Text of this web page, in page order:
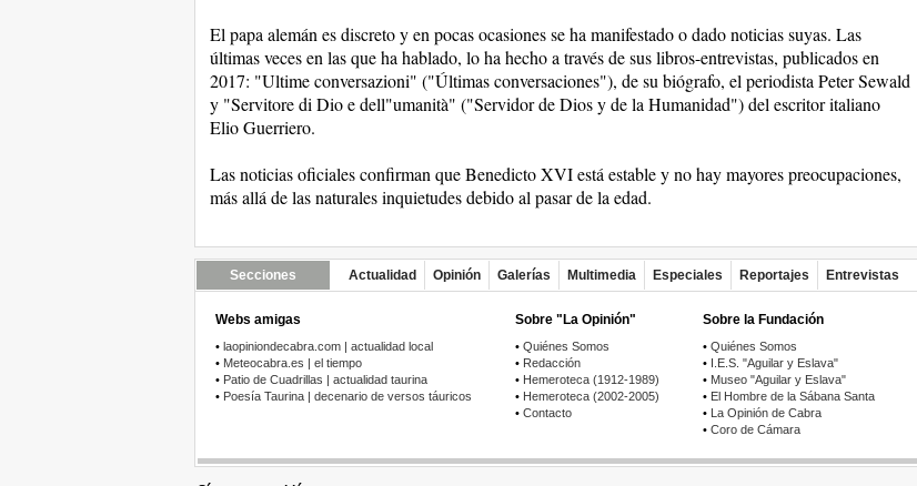
El papa alemán es discreto y en pocas ocasiones se ha manifestado o dado noticias suyas. Las
últimas veces en las que ha hablado, lo ha hecho a través de sus libros-entrevistas, publicados en
2017: "Ultime conversazioni" ("Últimas conversaciones"), de su biógrafo, el periodista Peter Sewald
y "Servitore di Dio e dell"umanità" ("Servidor de Dios y de la Humanidad") del escritor italiano
Elio Guerriero.
Las noticias oficiales confirman que Benedicto XVI está estable y no hay mayores preocupaciones,
más allá de las naturales inquietudes debido al pasar de la edad.
Secciones Actualidad Opinión Galerías Multimedia Especiales Reportajes Entrevistas
Webs amigas
• laopiniondecabra.com | actualidad local
• Meteocabra.es | el tiempo
• Patio de Cuadrillas | actualidad taurina
• Poesía Taurina | decenario de versos táuricos
Sobre "La Opinión"
• Quiénes Somos
• Redacción
• Hemeroteca (1912-1989)
• Hemeroteca (2002-2005)
• Contacto
Sobre la Fundación
• Quiénes Somos
• I.E.S. "Aguilar y Eslava"
• Museo "Aguilar y Eslava"
• El Hombre de la Sábana Santa
• La Opinión de Cabra
• Coro de Cámara